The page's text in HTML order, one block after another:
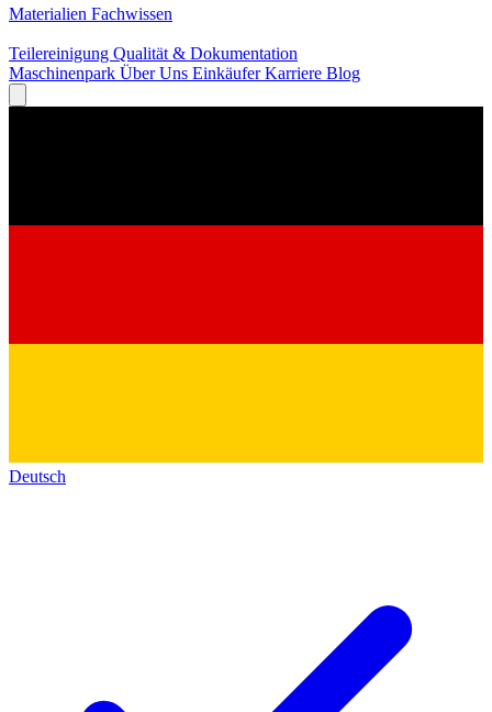
Materialien Fachwissen
Teilereinigung Qualität & Dokumentation
Maschinenpark Über Uns EinkäuferKarriere Blog
Deutsch